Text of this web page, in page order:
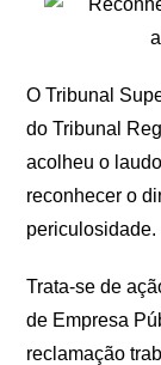
O Tribunal
do Tribunal
acolheu o
reconhecer o
periculosidade.
Trata-se de
de Empresa
reclamação